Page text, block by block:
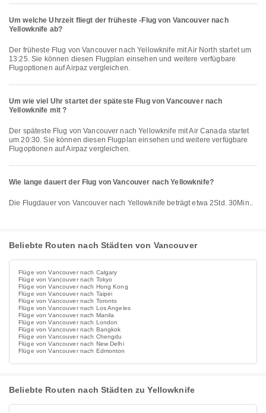
Um welche Uhrzeit fliegt der früheste -Flug von Vancouver nach
Yellowknife ab?
Der früheste Flug von Vancouver nach Yellowknife mit Air North startet um
13:25. Sie können diesen Flugplan einsehen und weitere verfügbare
Flugoptionen auf Airpaz vergleichen.
Um wie viel Uhr startet der späteste Flug von Vancouver nach
Yellowknife mit ?
Der späteste Flug von Vancouver nach Yellowknife mit Air Canada startet
um 20:30. Sie können diesen Flugplan einsehen und weitere verfügbare
Flugoptionen auf Airpaz vergleichen.
Wie lange dauert der Flug von Vancouver nach Yellowknife?
Die Flugdauer von Vancouver nach Yellowknife beträgt etwa 2Std. 30Min..
Beliebte Routen nach Städten von Vancouver
Flüge von Vancouver nach Calgary
Flüge von Vancouver nach Tokyo
Flüge von Vancouver nach Hong Kong
Flüge von Vancouver nach Taipei
Flüge von Vancouver nach Toronto
Flüge von Vancouver nach Los Angeles
Flüge von Vancouver nach Manila
Flüge von Vancouver nach London
Flüge von Vancouver nach Bangkok
Flüge von Vancouver nach Chengdu
Flüge von Vancouver nach New Delhi
Flüge von Vancouver nach Edmonton
Beliebte Routen nach Städten zu Yellowknife